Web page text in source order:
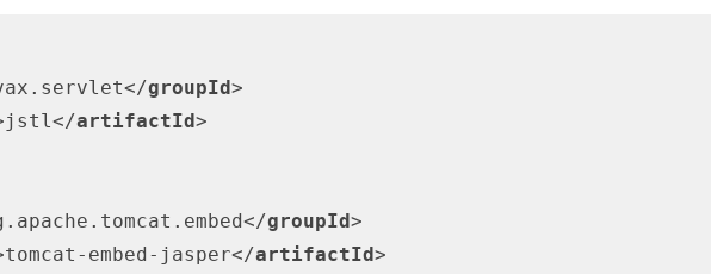
</groupId>
jstl</artifactId>
</groupId>
tomcat-embed-jasper</artifactId>